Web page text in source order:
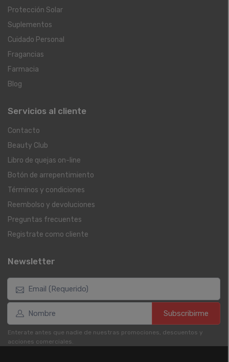
Protección Solar
Suplementos
Cuidado Personal
Fragancias
Farmacia
Blog
Servicios al cliente
Contacto
Beauty Club
Libro de quejas on-line
Botón de arrepentimiento
Términos y condiciones
Reembolso y devoluciones
Preguntas frecuentes
Registrate como cliente
Newsletter
Subscribirme
Enterate antes que nadie de nuestras promociones, descuentos y
acciones comerciales.